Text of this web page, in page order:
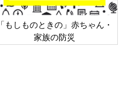
六星占術 細木かおりさんの人生
相談